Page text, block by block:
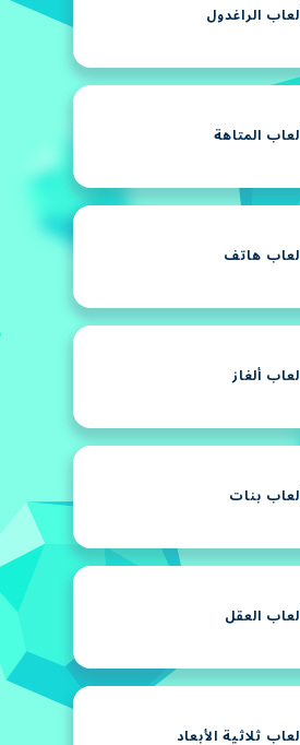
ألعاب الراغدول
ألعاب المتاهة
ألعاب هاتف
ألعاب ألغاز
ألعاب بنات
ألعاب العقل
ألعاب ثلاثية الأبعاد